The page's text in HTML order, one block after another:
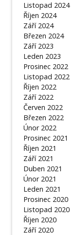
Listopad 2024
Říjen 2024
Září 2024
Březen 2024
Září 2023
Leden 2023
Prosinec 2022
Listopad 2022
Říjen 2022
Září 2022
Červen 2022
Březen 2022
Únor 2022
Prosinec 2021
Říjen 2021
Září 2021
Duben 2021
Únor 2021
Leden 2021
Prosinec 2020
Listopad 2020
Říjen 2020
Září 2020